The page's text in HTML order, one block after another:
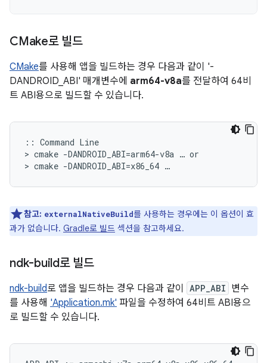
CMake로 빌드
CMake를 사용해 앱을 빌드하는 경우 다음과 같이 '-
DANDROID_ABI' 매개변수에 arm64-v8a를 전달하여 64비
트 ABI용으로 빌드할 수 있습니다.
:: Command Line
> cmake -DANDROID_ABI=arm64-v8a … or
참고: externalNativeBuild를 사용하는 경우에는 이 옵션이 효
과가 없습니다. Gradle로 빌드 섹션을 참고하세요.
ndk-build로 빌드
ndk-build로 앱을 빌드하는 경우 다음과 같이 APP_ABI 변수
를 사용해 'Application.mk' 파일을 수정하여 64비트 ABI용으
로 빌드할 수 있습니다.